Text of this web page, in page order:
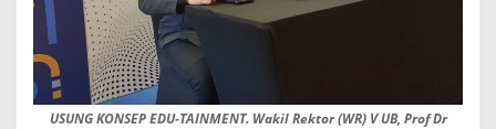
USUNG KONSEP EDU-TAINMENT. Wakil Rektor (WR) V UB, Prof Dr